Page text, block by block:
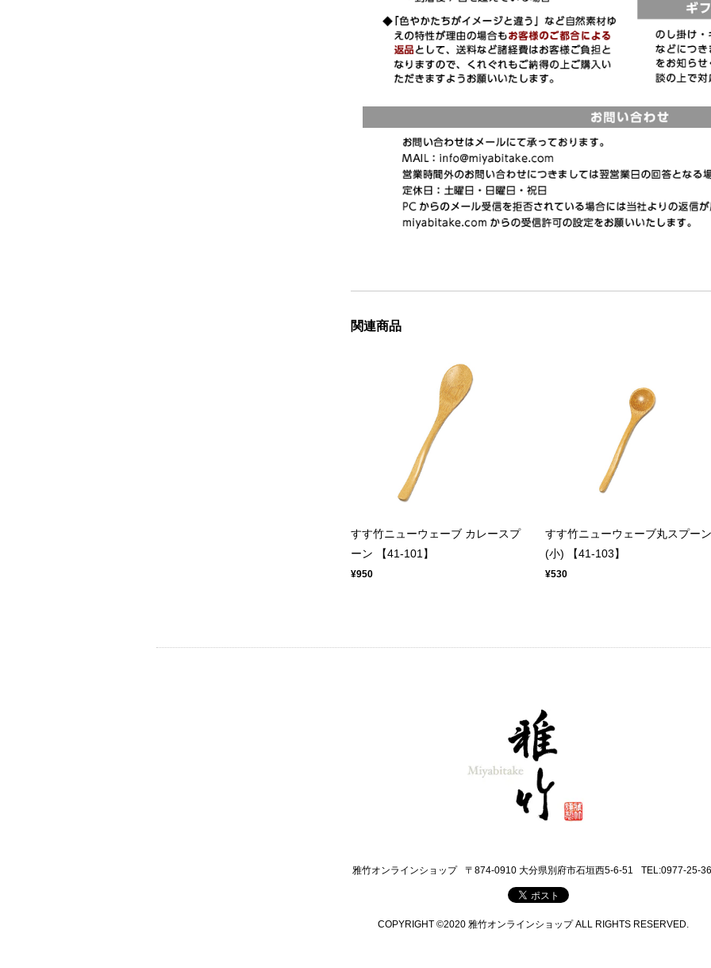
関連商品
すす竹ニューウェーブ カレースプ
ーン 【41-101】
¥950
すす竹ニューウェーブ丸スプーン
(小) 【41-103】
¥530
雅竹オンラインショップ 〒874-0910 大分県別府市石垣西5-6-51 TEL:0977-25-
COPYRIGHT ©2020 雅竹オンラインショップ ALL RIGHTS RESERVED.